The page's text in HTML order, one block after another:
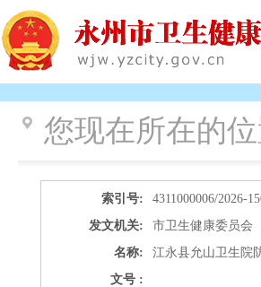
您现在所在的
索引号:
4311000006/2026-
发文机关:
市卫生健康委员会
名称:
江永县允山卫生院
文号 :